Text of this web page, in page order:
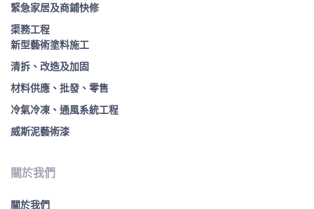
緊急家居及商鋪快修
渠務工程
新型藝術塗料施工
清拆、改造及加固
材料供應、批發、零售
冷氣冷凍、通風系統工程
威斯泥藝術漆
關於我們
關於我們